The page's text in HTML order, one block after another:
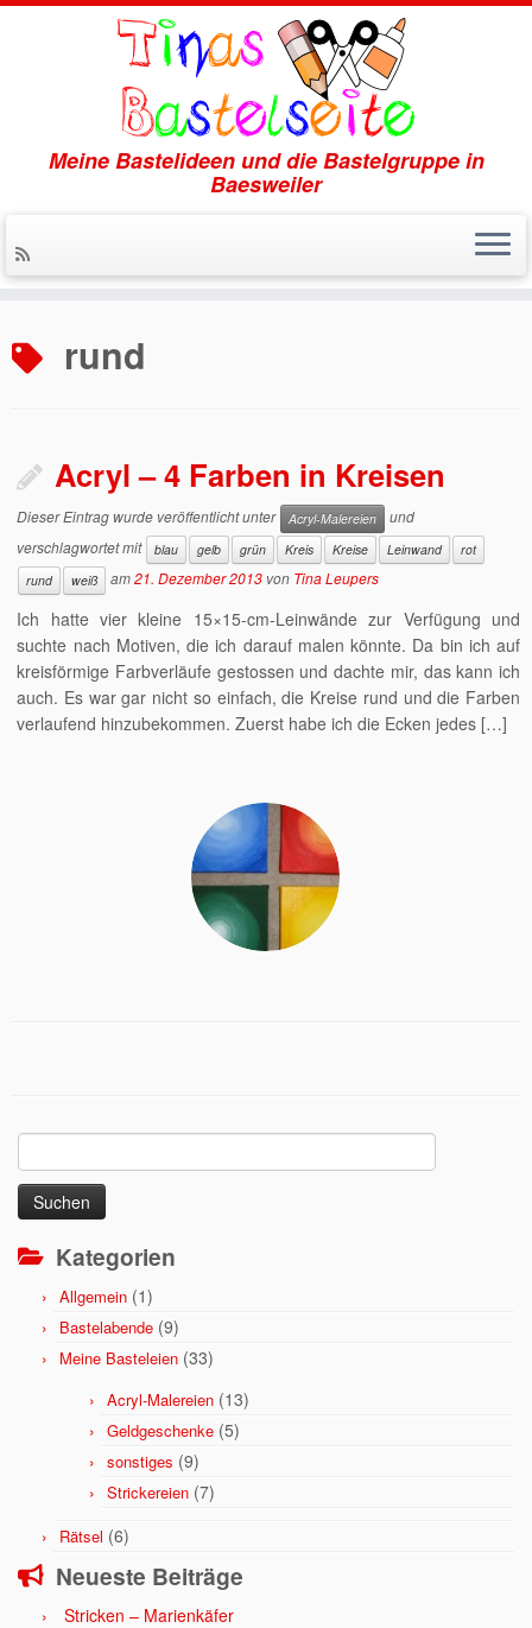
Inhalt
springen
Meine Bastelideen und die Bastelgruppe in
Baesweiler
rund
Acryl – 4 Farben in Kreisen
Dieser Eintrag wurde veröffentlicht unter Acryl-Malereien
und
verschlagwortet mit
blau gelb grün Kreis Kreise Leinwand
rot
rund
weiß am21. Dezember 2013 von Tina Leupers
Ich hatte vier kleine 15×15-cm-Leinwände zur Verfügung und
suchte nach Motiven, die ich darauf malen könnte. Da bin ich auf
kreisförmige Farbverläufe gestossen und dachte mir, das kann ich
auch. Es war gar nicht so einfach, die Kreise rund und die Farben
verlaufend hinzubekommen. Zuerst habe ich die Ecken jedes […]
nach:
Kategorien
Allgemein (1)
Bastelabende (9)
Meine Basteleien (33)
Acryl-Malereien (13)
Geldgeschenke (5)
sonstiges (9)
Strickereien (7)
Rätsel (6)
Neueste Beiträge
Stricken – Marienkäfer